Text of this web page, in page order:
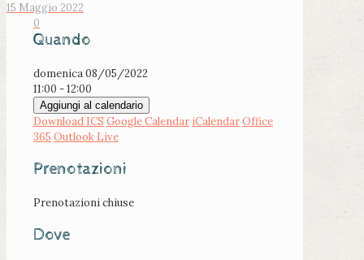
15 Maggio 2022
0
Quando
domenica 08/05/2022
11:00 - 12:00
Aggiungi al calendario
Download ICS Google Calendar iCalendarOffice
365 Outlook Live
Prenotazioni
Prenotazioni chiuse
Dove